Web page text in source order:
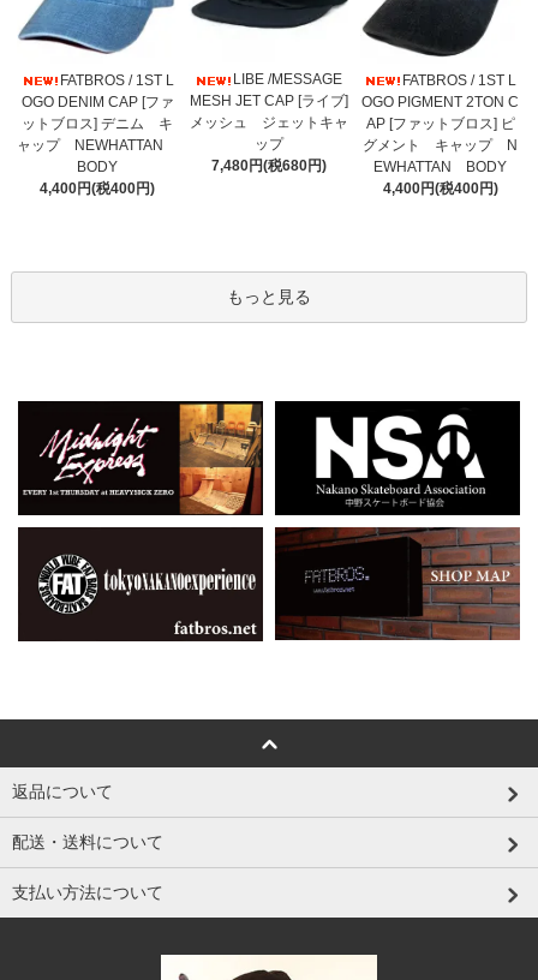
FATBROS / 1ST L
OGO DENIM CAP [ファ
ットブロス] デニム キ
ャップ NEWHATTAN
BODY
4,400円(税400円)
LIBE /MESSAGE
MESH JET CAP [ライブ]
メッシュ ジェットキャ
ップ
7,480円(税680円)
FATBROS / 1ST L
OGO PIGMENT 2TON C
AP [ファットブロス] ピ
グメント キャップ N
EWHATTAN BODY
4,400円(税400円)
もっと見る
返品について
配送・送料について
支払い方法について